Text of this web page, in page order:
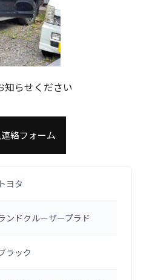
知らせください
絡フォーム
トヨタ
ンドクルーザープラド
ラック